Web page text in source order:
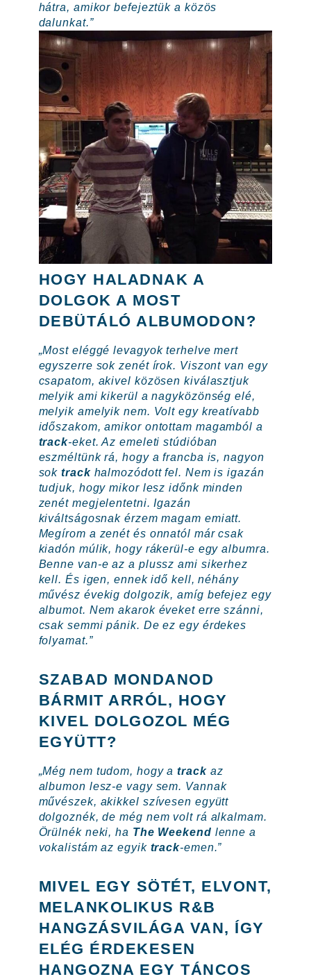
hátra, amikor befejeztük a közös
dalunkat.”
HOGY HALADNAK A
DOLGOK A MOST
DEBÜTÁLÓ ALBUMODON?
„Most eléggé levagyok terhelve mert
egyszerre sok zenét írok. Viszont van egy
csapatom, akivel közösen kiválasztjuk
melyik ami kikerül a nagyközönség elé,
melyik amelyik nem. Volt egy kreatívabb
időszakom, amikor ontottam magamból a
track-eket. Az emeleti stúdióban
eszméltünk rá, hogy a francba is, nagyon
soktrackhalmozódott fel. Nem is igazán
tudjuk, hogy mikor lesz időnk minden
zenét megjelentetni. Igazán
kiváltságosnak érzem magam emiatt.
Megírom a zenét és onnatól már csak
kiadón múlik, hogy rákerül-e egy albumra.
Benne van-e az a plussz ami sikerhez
kell. És igen, ennek idő kell, néhány
művész évekig dolgozik, amíg befejez egy
albumot. Nem akarok éveket erre szánni,
csak semmi pánik. De ez egy érdekes
folyamat.”
SZABAD MONDANOD
BÁRMIT ARRÓL, HOGY
KIVEL DOLGOZOL MÉG
EGYÜTT?
„Még nem tudom, hogy atrackaz
albumon lesz-e vagy sem. Vannak
művészek, akikkel szívesen együtt
dolgoznék, de még nem volt rá alkalmam.
Örülnék neki, ha The Weekend lenne a
vokalistám az egyik track-emen.”
MIVEL EGY SÖTÉT, ELVONT,
MELANKOLIKUS R&B
HANGZÁSVILÁGA VAN, ÍGY
ELÉG ÉRDEKESEN
HANGOZNA EGY TÁNCOS